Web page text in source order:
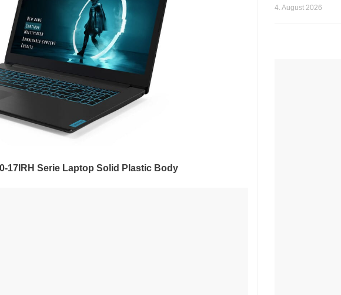
17IRH Serie Laptop Solid Plastic Body
4. August 2026